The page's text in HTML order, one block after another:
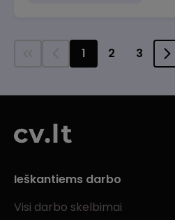
1 2 3
Ieškantiems darbo
Visi darbo skelbimai